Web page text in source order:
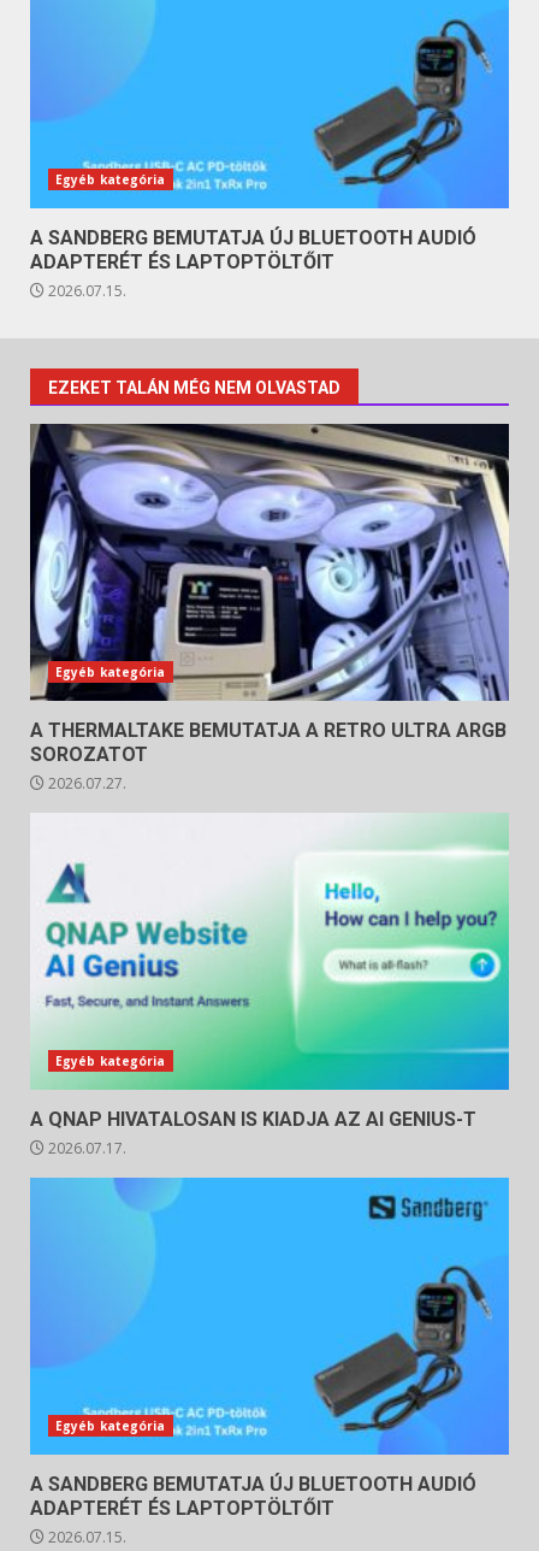
Egyéb kategória
A SANDBERG BEMUTATJA ÚJ BLUETOOTH AUDIÓ
ADAPTERÉT ÉS LAPTOPTÖLTŐIT
2026.07.15.
EZEKET TALÁN MÉG NEM OLVASTAD
Egyéb kategória
A THERMALTAKE BEMUTATJA A RETRO ULTRA ARGB
SOROZATOT
2026.07.27.
Egyéb kategória
A QNAP HIVATALOSAN IS KIADJA AZ AI GENIUS-T
2026.07.17.
Egyéb kategória
A SANDBERG BEMUTATJA ÚJ BLUETOOTH AUDIÓ
ADAPTERÉT ÉS LAPTOPTÖLTŐIT
2026.07.15.